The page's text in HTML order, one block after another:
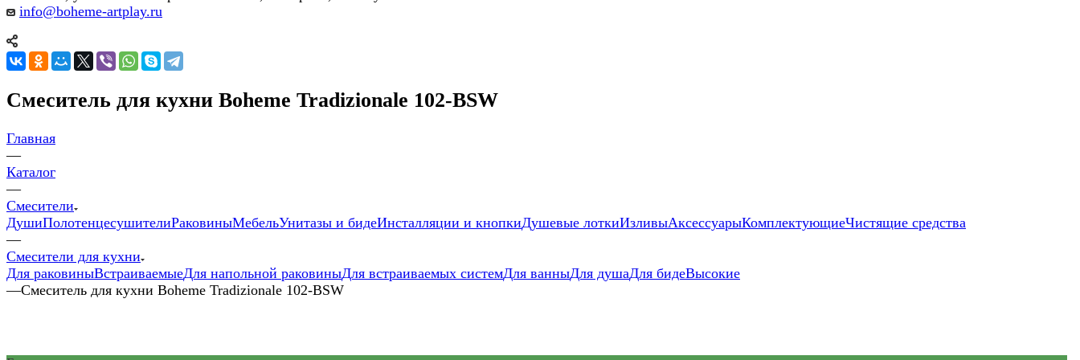
info@boheme-artplay.ru
Смеситель для кухни Boheme Tradizionale 102-BSW
Главная
—
Каталог
—
Смесители
ДушиПолотенцесушителиРаковиныМебельУнитазы и бидеИнсталляции и кнопкиДушевые лоткиИзливыАксессуарыКомплектующиеЧистящие средства
—
Смесители для кухни
Для раковиныВстраиваемыеДля напольной раковиныДля встраиваемых системДля ванныДля душаДля бидеВысокие
—Смеситель для кухни Boheme Tradizionale 102-BSW